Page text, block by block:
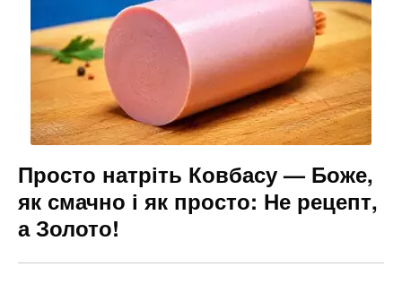
Просто натріть Ковбасу — Боже,
як смачно і як просто: Не рецепт,
а Золото!